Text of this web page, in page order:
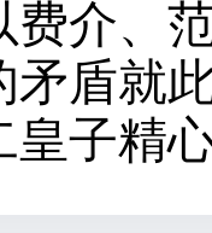
费介、
矛盾就
皇子精